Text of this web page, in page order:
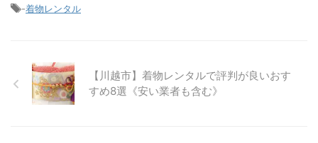
-着物レンタル
【川越市】着物レンタルで評判が良いおす
すめ8選《安い業者も含む》